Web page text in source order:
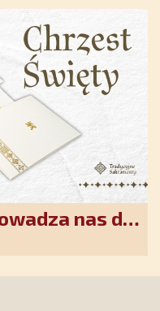
nas do
pakiet